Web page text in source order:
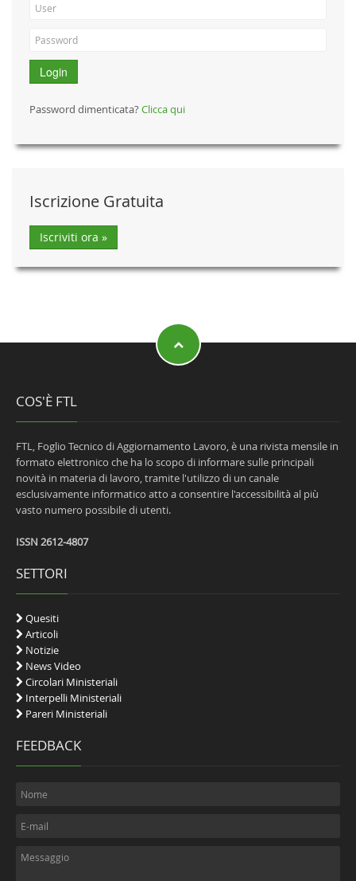
Login
Password dimenticata?Clicca qui
Iscrizione Gratuita
Iscriviti ora »
COS'È FTL
FTL, Foglio Tecnico di Aggiornamento Lavoro, è una rivista mensile in
formato elettronico che ha lo scopo di informare sulle principali
novità in materia di lavoro, tramite l'utilizzo di un canale
esclusivamente informatico atto a consentire l'accessibilità al più
vasto numero possibile di utenti.
ISSN 2612-4807
SETTORI
Quesiti
Articoli
Notizie
News Video
Circolari Ministeriali
Interpelli Ministeriali
Pareri Ministeriali
FEEDBACK